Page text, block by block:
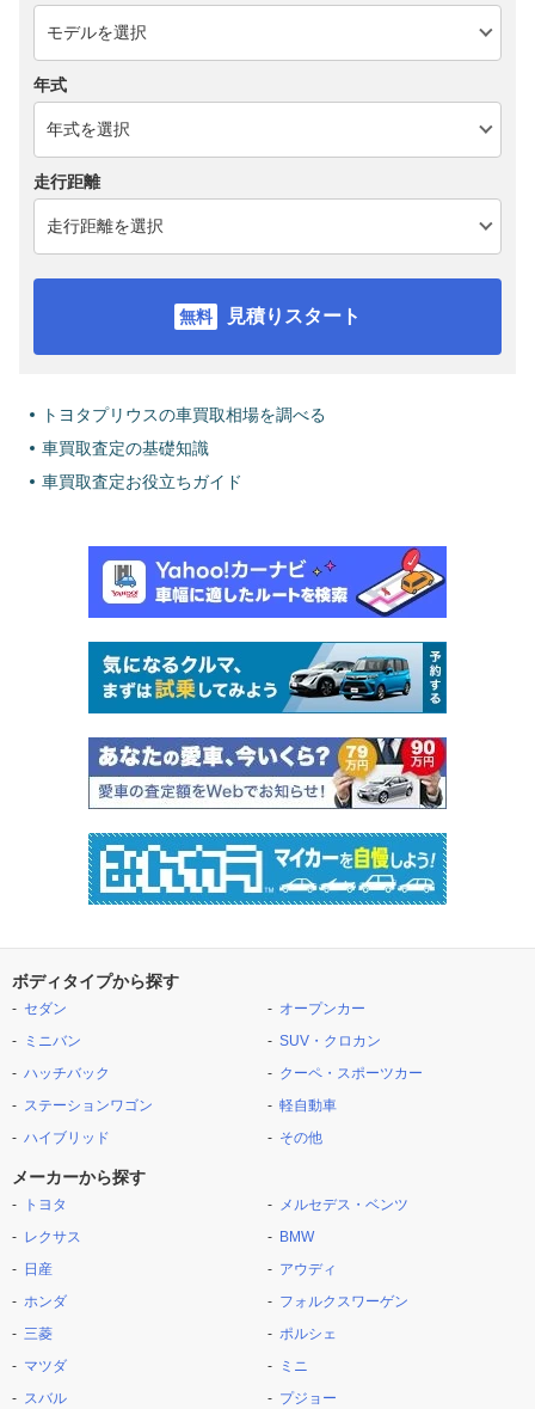
年式
走行距離
見積りスタート
トヨタプリウスの車買取相場を調べる
車買取査定の基礎知識
車買取査定お役立ちガイド
ボディタイプから探す
セダン
ミニバン
ハッチバック
ステーションワゴン
ハイブリッド
オープンカー
SUV・クロカン
クーペ・スポーツカー
軽自動車
その他
メーカーから探す
トヨタ
レクサス
日産
ホンダ
三菱
マツダ
スバル
メルセデス・ベンツ
BMW
アウディ
フォルクスワーゲン
ポルシェ
ミニ
プジョー